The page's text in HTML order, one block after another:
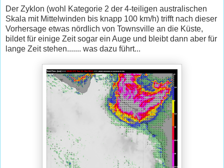
Der Zyklon (wohl Kategorie 2 der 4-teiligen australischen
Skala mit Mittelwinden bis knapp 100 km/h) trifft nach dieser
Vorhersage etwas nördlich von Townsville an die Küste,
bildet für einige Zeit sogar ein Auge und bleibt dann aber für
lange Zeit stehen....... was dazu führt...